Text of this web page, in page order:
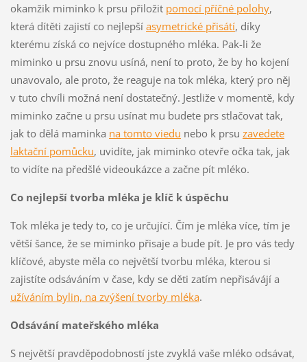
okamžik miminko k prsu přiložit pomocí příčné polohy,
která dítěti zajistí co nejlepší asymetrické přisátí, díky
kterému získá co nejvíce dostupného mléka. Pak-li že
miminko u prsu znovu usíná, není to proto, že by ho kojení
unavovalo, ale proto, že reaguje na tok mléka, který pro něj
v tuto chvíli možná není dostatečný. Jestliže v momentě, kdy
miminko začne u prsu usínat mu budete prs stlačovat tak,
jak to dělá maminka na tomto viedu nebo k prsu zavedete
laktační pomůcku, uvidíte, jak miminko otevře očka tak, jak
to vidíte na předšlé videoukázce a začne pít mléko.
Co nejlepší tvorba mléka je klíč k úspěchu
Tok mléka je tedy to, co je určující. Čím je mléka více, tím je
větší šance, že se miminko přisaje a bude pít. Je pro vás tedy
klíčové, abyste měla co největší tvorbu mléka, kterou si
zajistíte odsáváním v čase, kdy se děti zatím nepřisávájí a
užíváním bylin, na zvýšení tvorby mléka.
Odsávání mateřského mléka
S největší pravděpodobností jste zvyklá vaše mléko odsávat,